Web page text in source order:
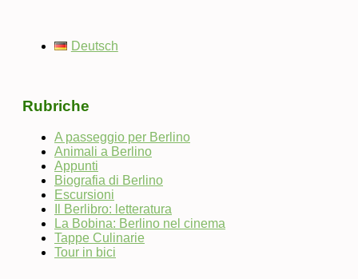
Deutsch
Rubriche
A passeggio per Berlino
Animali a Berlino
Appunti
Biografia di Berlino
Escursioni
Il Berlibro: letteratura
La Bobina: Berlino nel cinema
Tappe Culinarie
Tour in bici